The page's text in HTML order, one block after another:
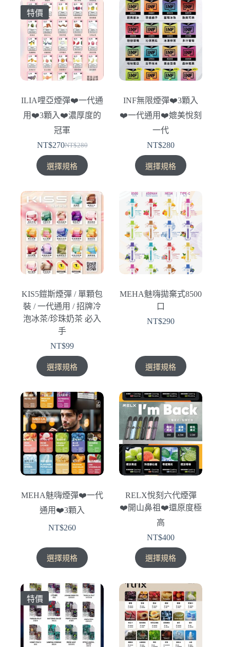
有
多
種
款
式。
可
在
品
頁
面
選
選
項
有
多
種
款
式。
可
在
品
頁
面
選
選
項
特價
ILIA哩亞煙彈❤️‍一代通
用❤️‍3顆入❤️‍濃厚度的
冠軍
NT$280
始
價
NT$280。
NT$270
前
價
NT$270。
選擇規格
此
產
有
多
種
款
式。
可
在
品
頁
面
選
擇
選
項
INF無限煙彈❤️‍3顆入
❤️‍一代通用❤️‍媲美悅刻
一代
NT$280
選擇規格
此
產
有
多
種
款
式。
可
在
品
頁
面
選
項
KIS5鎧斯煙彈 / 單顆包
裝 / 一代通用 / 招牌冷
泡冰茶/珍珠奶茶 必入
手
NT$99
選擇規格
此
產
有
多
種
款
式。
可
在
品
頁
面
擇
選
MEHA魅嗨拋棄式8500
口
NT$290
選擇規格
此
產
有
多
種
款
式。
可
在
品
頁
面
選
擇
選
MEHA魅嗨煙彈❤️‍一代
通用❤️‍3顆入
NT$260
選擇規格
此
產
有
多
種
款
式。
RELX悅刻六代煙彈
❤️‍開山鼻祖❤️‍還原度極
高
NT$400
選擇規格
此
產
有
多
種
款
式。
特價